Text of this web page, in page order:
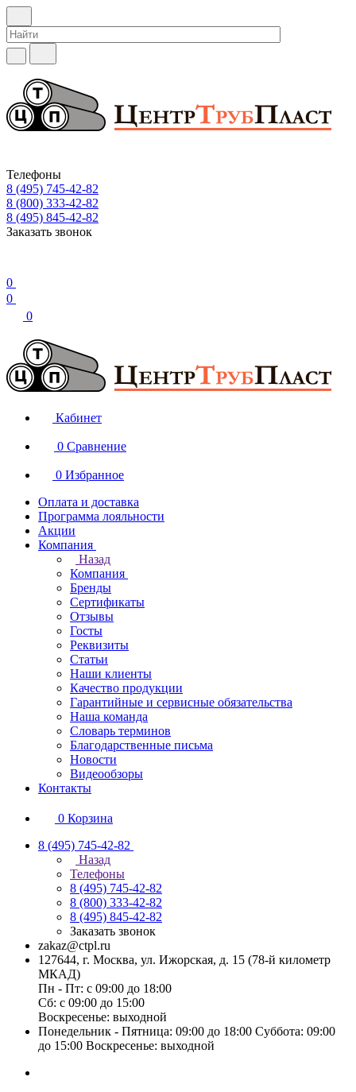
Телефоны
8 (495) 745-42-82
8 (800) 333-42-82
8 (495) 845-42-82
Заказать звонок
0
0
0
Кабинет
0 Сравнение
0 Избранное
Оплата и доставка
Программа лояльности
Акции
Компания
Назад
Компания
Бренды
Сертификаты
Отзывы
Госты
Реквизиты
Статьи
Наши клиенты
Качество продукции
Гарантийные и сервисные обязательства
Наша команда
Словарь терминов
Благодарственные письма
Новости
Видеообзоры
Контакты
0 Корзина
8 (495) 745-42-82
Назад
Телефоны
8 (495) 745-42-82
8 (800) 333-42-82
8 (495) 845-42-82
Заказать звонок
zakaz@ctpl.ru
127644, г. Москва, ул. Ижорская, д. 15 (78-й километр
МКАД)
Пн - Пт: с 09:00 до 18:00
Сб: с 09:00 до 15:00
Воскресенье: выходной
Понедельник - Пятница: 09:00 до 18:00 Суббота: 09:00
до 15:00 Воскресенье: выходной